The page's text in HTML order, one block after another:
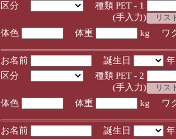
区分
種類 PET - 1
(手入力)
体色
体重 kg ワ
お名前 誕生日
区分
種類 PET - 2
(手入力)
体色
体重 kg ワ
お名前 誕生日